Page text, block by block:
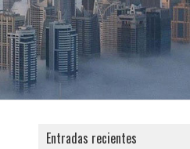
Entradas recientes